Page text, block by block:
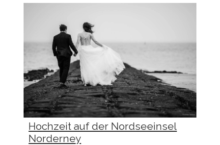
Hochzeit auf der Nordseeinsel
Norderney